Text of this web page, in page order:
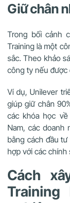
Giữ chân
Trong bối cảnh
Training là một
sắc. Theo khảo
công ty nếu được
Ví dụ, Unilever
giúp giữ chân
các khóa học
Nam, các
bằng cách đầu
hợp với các chính
Cách